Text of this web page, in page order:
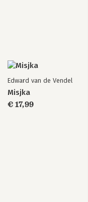
Edward van de Vendel
Misjka
€ 17,99